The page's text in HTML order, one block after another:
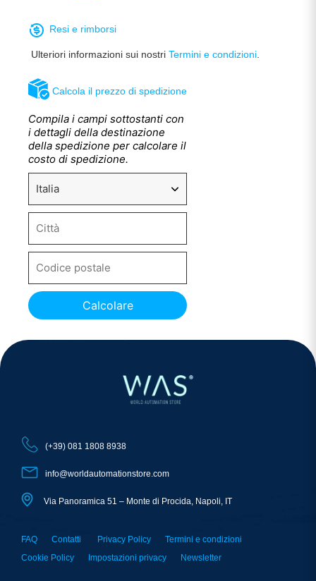
Calcola il prezzo di spedizione
Compila i campi sottostanti con
i dettagli della destinazione
della spedizione per calcolare il
costo di spedizione.
Calcolare
Resi e rimborsi
Ulteriori informazioni sui nostri Termini e condizioni
(+39) 081 1808 8938
info@worldautomationstore.com
Via Panoramica 51 – Monte di Procida, Napoli, IT
FAQ Contatti Privacy Policy
Termini e condizioni
Cookie Policy
Impostazioni privacy Newsletter